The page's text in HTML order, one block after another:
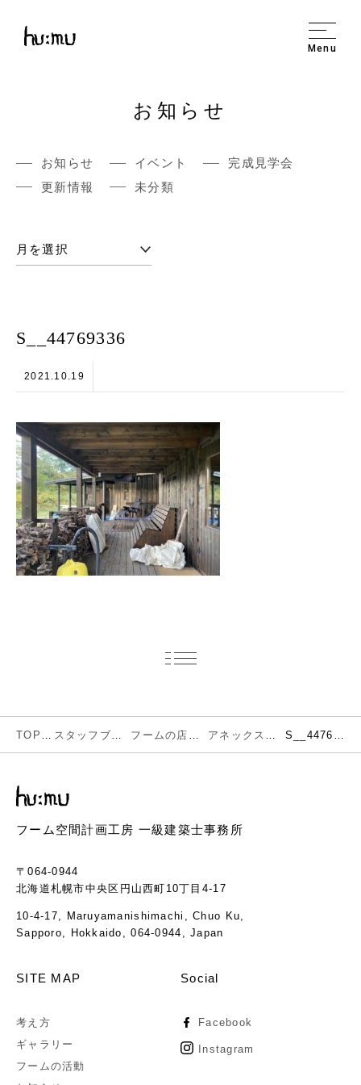
Menu
お知らせ
お知らせ イベント
完成見学会
更新情報
未分類
S__44769336
2021.10.19
フーム空間計画工房 一級建築士事務所
〒064-0944
北海道札幌市中央区円山西町10丁目4-17
10-4-17, Maruyamanishimachi, Chuo Ku,
Sapporo, Hokkaido, 064-0944, Japan
SITE MAP
考え方
ギャラリー
フームの活動
Social
Facebook
Instagram